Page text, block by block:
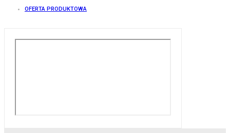
OFERTA PRODUKTOWA